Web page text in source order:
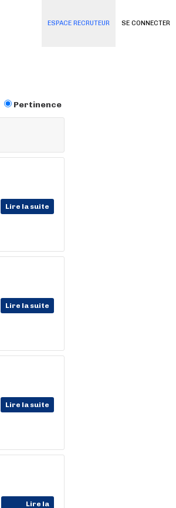
SE CONNECTER
ESPACE RECRUTEUR
Pertinence
Lire la suite
Lire la suite
Lire la suite
Lire la